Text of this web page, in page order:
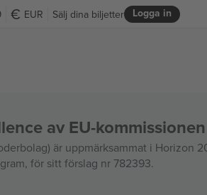
EUR Logga in
Sälj dina biljetter
av EU-kommissionen
är uppmärksammat i Horizon
för sitt förslag nr 782393.